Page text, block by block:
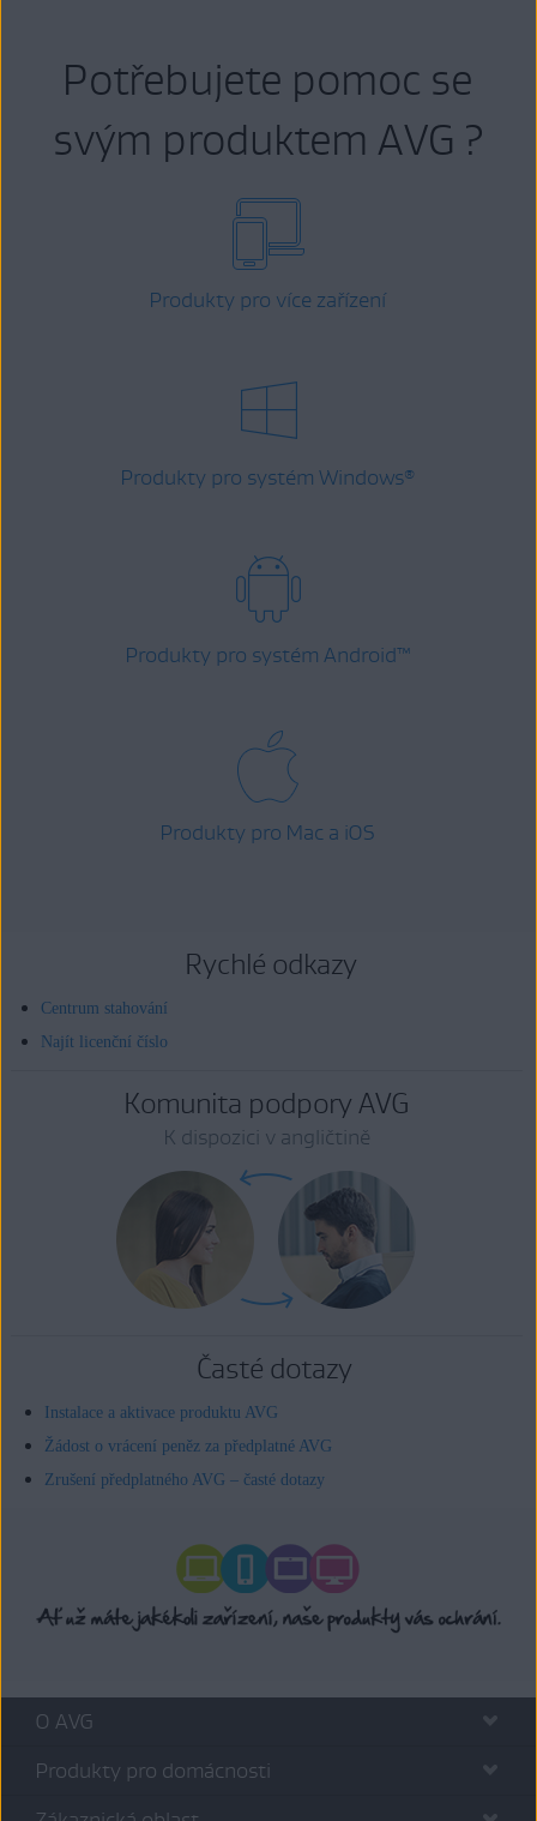
Potřebujete pomoc se
svým produktem AVG ?
Produkty pro více zařízení
Produkty pro systém Windows®
Produkty pro systém Android™
Produkty pro Mac a iOS
Rychlé odkazy
Centrum stahování
Najít licenční číslo
Komunita podpory AVG
K dispozici v angličtině
Časté dotazy
Instalace a aktivace produktu AVG
Žádost o vrácení peněz za předplatné AVG
Zrušení předplatného AVG – časté dotazy
O AVG
Produkty pro domácnosti